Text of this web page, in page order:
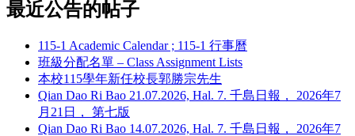
最近公告的帖子
115-1 Academic Calendar ; 115-1 行事曆
班級分配名單 – Class Assignment Lists
本校115學年新任校長郭勝宗先生
Qian Dao Ri Bao 21.07.2026, Hal. 7. 千島日報， 2026年7
月21日， 第七版
Qian Dao Ri Bao 14.07.2026, Hal. 7. 千島日報， 2026年7